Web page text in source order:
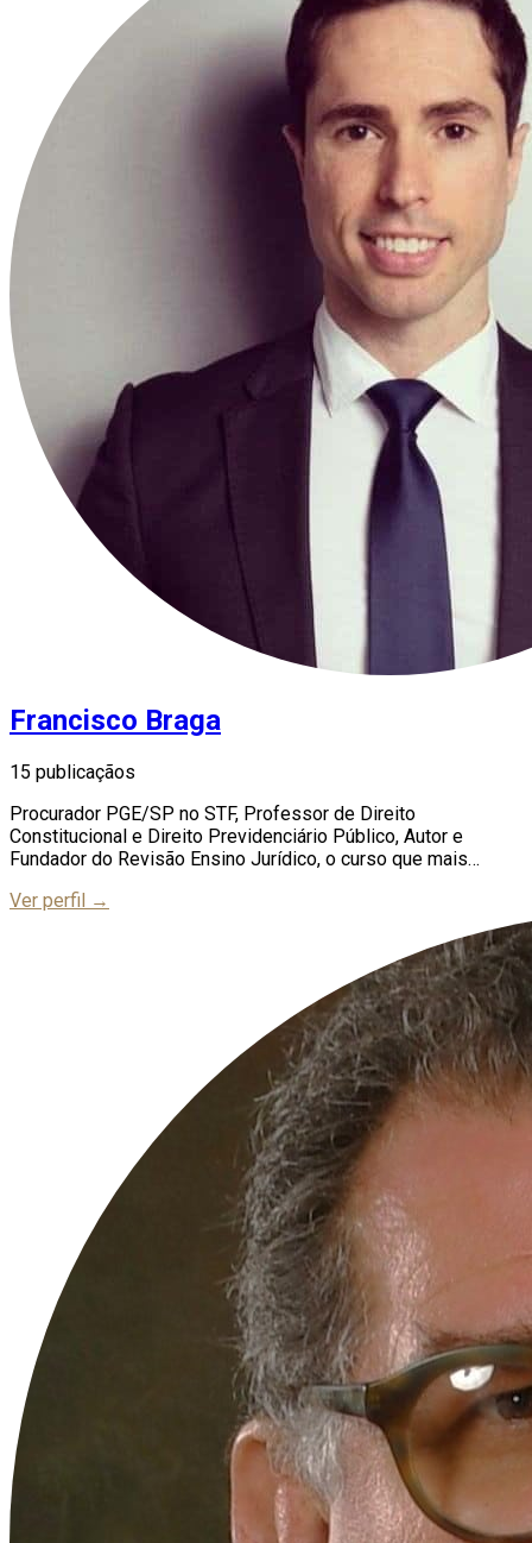
Francisco Braga
15 publicaçãos
Procurador PGE/SP no STF, Professor de Direito
Constitucional e Direito Previdenciário Público, Autor e
Fundador do Revisão Ensino Jurídico, o curso que mais
Ver perfil →